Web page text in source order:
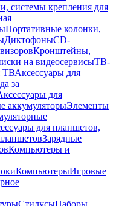
системы крепления для
Портативные колонки,
ДиктофоныCD-
Кронштейны,
на видеосервисыТВ-
ТВАксессуары для
за
для
аккумуляторыЭлементы
для планшетов,
Зарядные
Компьютеры и
КомпьютерыИгровые
СтилусыНаборы